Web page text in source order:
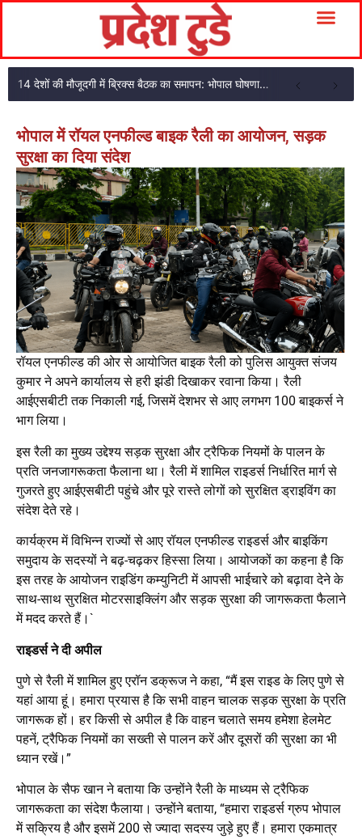
14 देशों की मौजूदगी में ब्रिक्स बैठक का समापन: भोपाल घोषणा पत्र अपनाया
भोपाल में रॉयल एनफील्ड बाइक रैली का आयोजन, सड़क
सुरक्षा का दिया संदेश
रॉयल एनफील्ड की ओर से आयोजित बाइक रैली को पुलिस आयुक्त संजय
कुमार ने अपने कार्यालय से हरी झंडी दिखाकर रवाना किया। रैली
आईएसबीटी तक निकाली गई, जिसमें देशभर से आए लगभग 100 बाइकर्स ने
भाग लिया।
इस रैली का मुख्य उद्देश्य सड़क सुरक्षा और ट्रैफिक नियमों के पालन के
प्रति जनजागरूकता फैलाना था। रैली में शामिल राइडर्स निर्धारित मार्ग से
गुजरते हुए आईएसबीटी पहुंचे और पूरे रास्ते लोगों को सुरक्षित ड्राइविंग का
संदेश देते रहे।
कार्यक्रम में विभिन्न राज्यों से आए रॉयल एनफील्ड राइडर्स और बाइकिंग
समुदाय के सदस्यों ने बढ़-चढ़कर हिस्सा लिया। आयोजकों का कहना है कि
इस तरह के आयोजन राइडिंग कम्युनिटी में आपसी भाईचारे को बढ़ावा देने के
साथ-साथ सुरक्षित मोटरसाइक्लिंग और सड़क सुरक्षा की जागरूकता फैलाने
में मदद करते हैं।`
राइडर्स ने दी अपील
पुणे से रैली में शामिल हुए एरॉन डक्रूज ने कहा, “मैं इस राइड के लिए पुणे से
यहां आया हूं। हमारा प्रयास है कि सभी वाहन चालक सड़क सुरक्षा के प्रति
जागरूक हों। हर किसी से अपील है कि वाहन चलाते समय हमेशा हेलमेट
पहनें, ट्रैफिक नियमों का सख्ती से पालन करें और दूसरों की सुरक्षा का भी
ध्यान रखें।”
भोपाल के सैफ खान ने बताया कि उन्होंने रैली के माध्यम से ट्रैफिक
जागरूकता का संदेश फैलाया। उन्होंने बताया, “हमारा राइडर्स ग्रुप भोपाल
में सक्रिय है और इसमें 200 से ज्यादा सदस्य जुड़े हुए हैं। हमारा एकमात्र